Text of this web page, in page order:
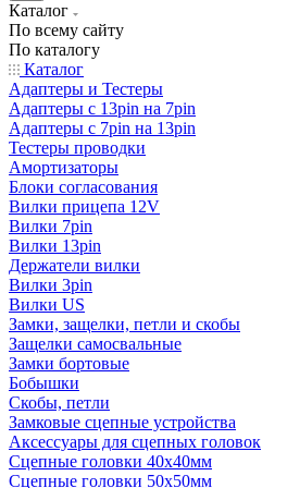
Каталог
По всему сайту
По каталогу
Каталог
Адаптеры и Тестеры
Адаптеры с 13pin на 7pin
Адаптеры с 7pin на 13pin
Тестеры проводки
Амортизаторы
Блоки согласования
Вилки прицепа 12V
Вилки 7pin
Вилки 13pin
Держатели вилки
Вилки 3pin
Вилки US
Замки, защелки, петли и скобы
Защелки самосвальные
Замки бортовые
Бобышки
Скобы, петли
Замковые сцепные устройства
Аксессуары для сцепных головок
Сцепные головки 40x40мм
Сцепные головки 50x50мм